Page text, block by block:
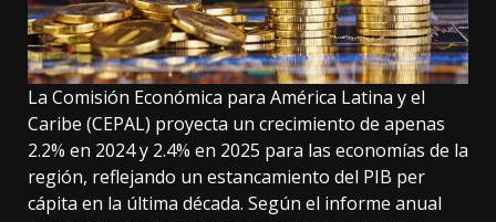
La Comisión Económica para América Latina y el
Caribe (CEPAL) proyecta un crecimiento de apenas
2.2% en 2024 y 2.4% en 2025 para las economías de la
región, reflejando un estancamiento del PIB per
cápita en la última década. Según el informe anual